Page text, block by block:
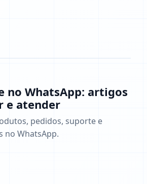
no WhatsApp: artigos
e atender
pedidos, suporte e
no WhatsApp.